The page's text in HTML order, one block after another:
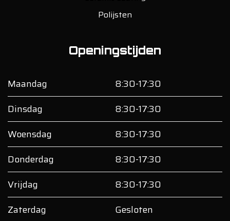
Polijsten
Openingstijden
Maandag
8:30-17:30
Dinsdag
8:30-17:30
Woensdag
8:30-17:30
Donderdag
8:30-17:30
Vrijdag
8:30-17:30
Zaterdag
Gesloten